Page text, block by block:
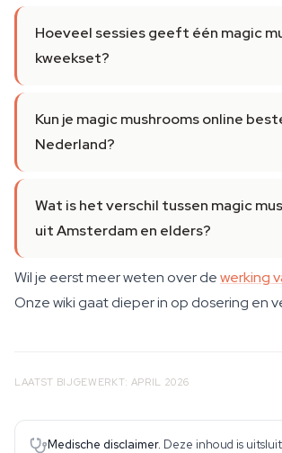
Hoeveel sessies geeft één magic
kweekset?
Kun je magic mushrooms online
Nederland?
Wat is het verschil tussen magic
uit Amsterdam en elders?
Wil je eerst meer weten over dewerking
Onze wiki gaat dieper in op dosering en
LAATST BIJGEWERKT: APRIL 2026
Medische disclaimer. Deze inhoud is